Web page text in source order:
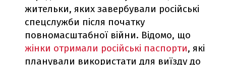
жительки, яких завербували російські
спецслужби після початку
повномасштабної війни. Відомо, що
жінки отримали російські паспорти, які
планували використати для виїзду до